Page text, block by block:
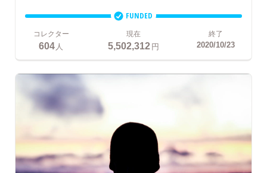
FUNDED
コレクター
604 人
現在
5,502,312円
終了
2020/10/23